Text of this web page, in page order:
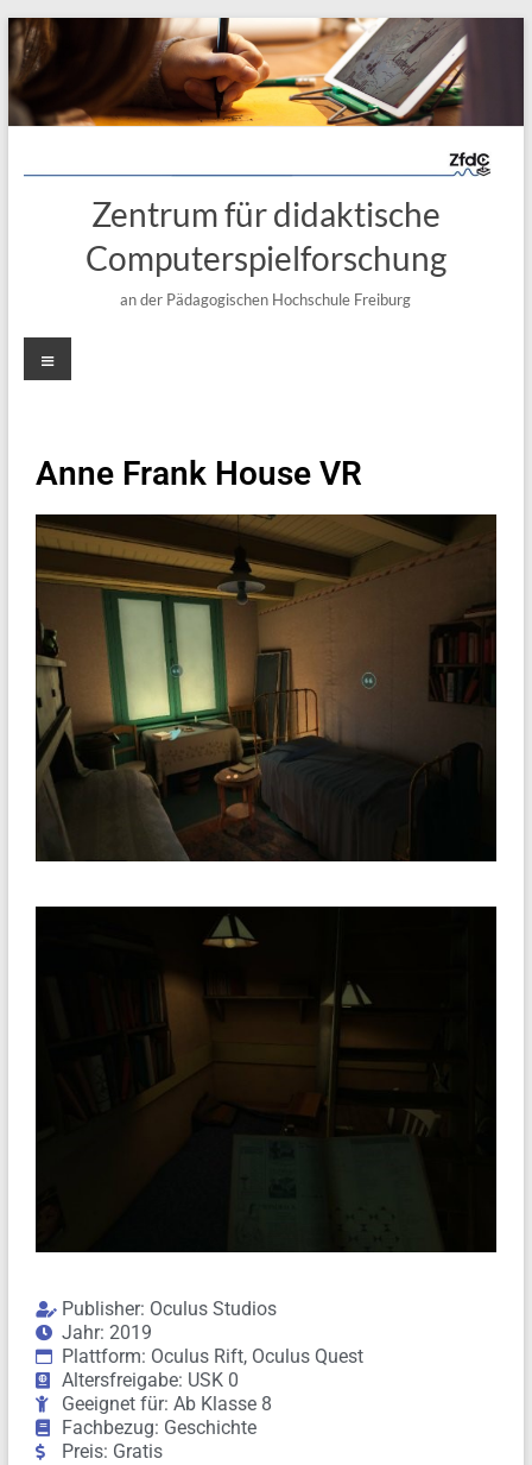
Zentrum für didaktische
Computerspielforschung
an der Pädagogischen Hochschule Freiburg
Anne Frank House VR
Publisher: Oculus Studios
Jahr: 2019
Plattform: Oculus Rift, Oculus Quest
Altersfreigabe: USK 0
Geeignet für: Ab Klasse 8
Fachbezug: Geschichte
Preis: Gratis